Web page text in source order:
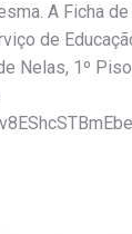
A Ficha
de
Nelas, 1º